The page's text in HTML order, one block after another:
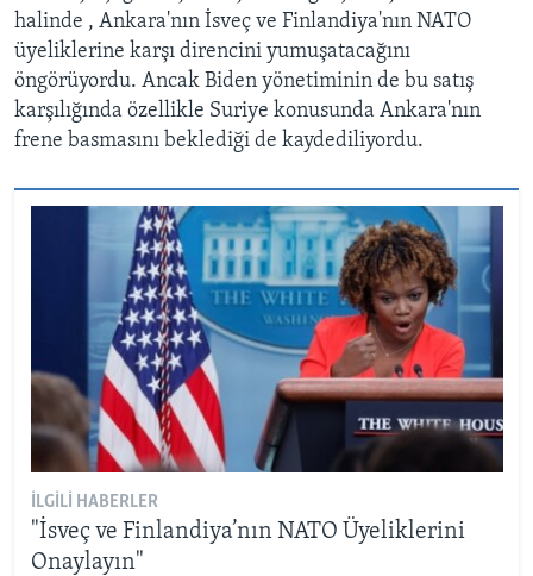
halinde , Ankara'nın İsveç ve Finlandiya'nın NATO
üyeliklerine karşı direncini yumuşatacağını
öngörüyordu. Ancak Biden yönetiminin de bu satış
karşılığında özellikle Suriye konusunda Ankara'nın
frene basmasını beklediği de kaydediliyordu.
İLGILI HABERLER
"İsveç ve Finlandiya’nın NATO Üyeliklerini
Onaylayın"